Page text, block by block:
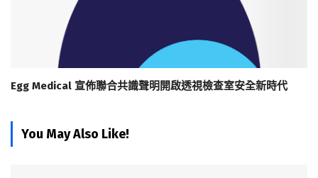
Egg Medical 宣佈聯合共識聲明開啟透視檢查室安全新時代
You May Also Like!